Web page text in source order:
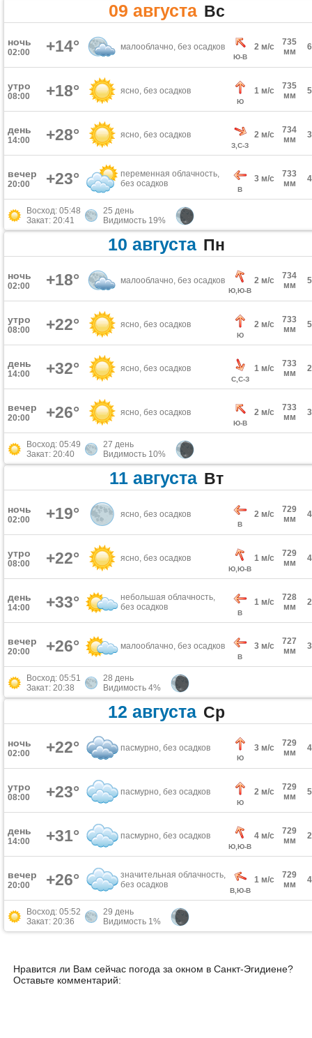
09 августа Вс
ночь
02:00 +14° малооблачно, без осадков
Ю-В
2 м/с
735
мм
утро
08:00 +18° ясно, без осадков
Ю
1 м/с
735
мм
день
14:00 +28° ясно, без осадков
З,С-З
2 м/с
734
мм
вечер
20:00 +23°
переменная облачность,
без осадков
В
3 м/с
733
мм
Восход: 05:48
Закат: 20:41
25 день
Видимость 19%
10 августа Пн
ночь
02:00 +18° малооблачно, без осадков
Ю,Ю-В
2 м/с
734
мм
утро
08:00 +22° ясно, без осадков
Ю
2 м/с
733
мм
день
14:00 +32° ясно, без осадков
С,С-З
1 м/с
733
мм
вечер
20:00 +26° ясно, без осадков
Ю-В
2 м/с
733
мм
Восход: 05:49
Закат: 20:40
27 день
Видимость 10%
11 августа Вт
ночь
02:00 +19° ясно, без осадков
В
2 м/с
729
мм
утро
08:00 +22° ясно, без осадков
Ю,Ю-В
1 м/с
729
мм
день
14:00 +33°
небольшая облачность,
без осадков
В
1 м/с
728
мм
вечер
20:00 +26° малооблачно, без осадков
В
3 м/с
727
мм
Восход: 05:51
Закат: 20:38
28 день
Видимость 4%
12 августа Ср
ночь
02:00 +22° пасмурно, без осадков
Ю
3 м/с
729
мм
утро
08:00 +23° пасмурно, без осадков
Ю
2 м/с
729
мм
день
14:00 +31° пасмурно, без осадков
Ю,Ю-В
4 м/с
729
мм
вечер
20:00 +26°
значительная облачность,
без осадков
В,Ю-В
1 м/с
729
мм
Восход: 05:52
Закат: 20:36
29 день
Видимость 1%
Нравится ли Вам сейчас погода за окном в Санкт-Эгидиене?
Оставьте комментарий: